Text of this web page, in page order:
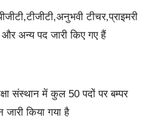
टीचर,प्राइमरी
अन्य पद जारी किए गए हैं
संस्थान में कुल 50 पदों पर बम्पर
जारी किया गया है